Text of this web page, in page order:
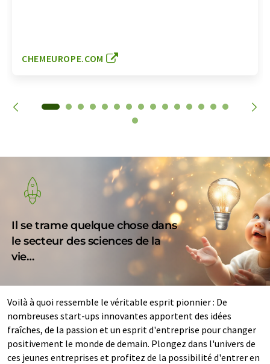
CHEMEUROPE.COM
Il se trame quelque chose dans
le secteur des sciences de la
vie…
Voilà à quoi ressemble le véritable esprit pionnier : De
nombreuses start-ups innovantes apportent des idées
fraîches, de la passion et un esprit d'entreprise pour changer
positivement le monde de demain. Plongez dans l'univers de
ces jeunes entreprises et profitez de la possibilité d'entrer en